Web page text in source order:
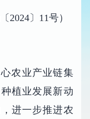
2024〕11号）
农业产业链集
植业发展新动
进一步推进农